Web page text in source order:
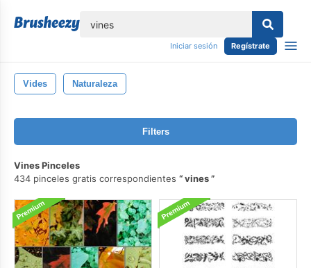
Iniciar sesión Regístrate
Vides Naturaleza
Filters
Vines Pinceles
434 pinceles gratis correspondientes
vines